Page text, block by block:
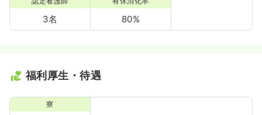
3名 80%
福利厚生・待遇
寮